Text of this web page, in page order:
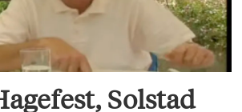
Solstad